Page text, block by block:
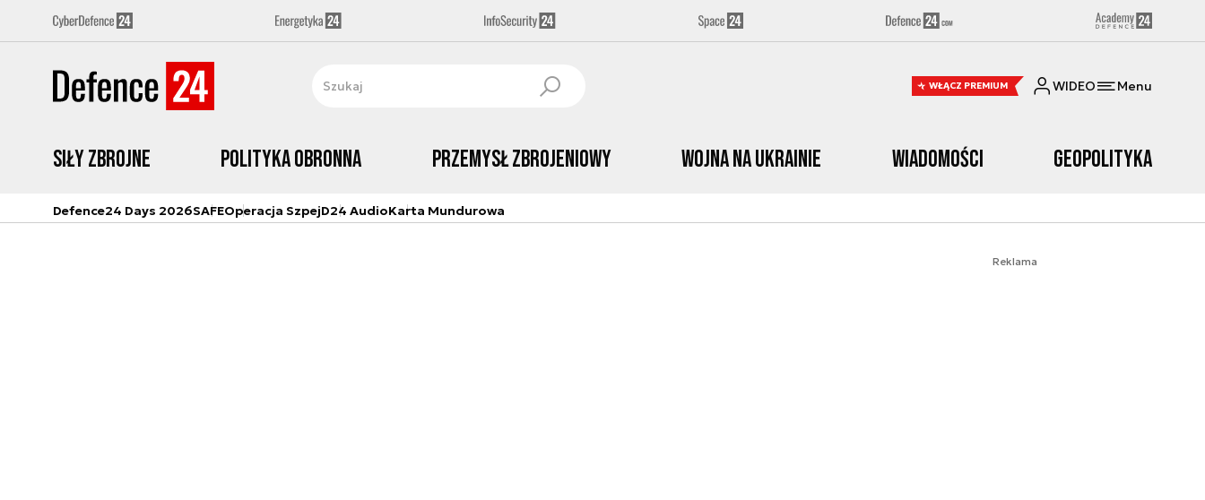
WŁĄCZ PREMIUM WIDEO Menu
Siły zbrojne Polityka obronna Przemysł Zbrojeniowy Wojna na Ukrainie Wiadomości Geopolityka
Defence24 Days 2026SAFEOperacja SzpejD24 AudioKarta Mundurowa
Reklama